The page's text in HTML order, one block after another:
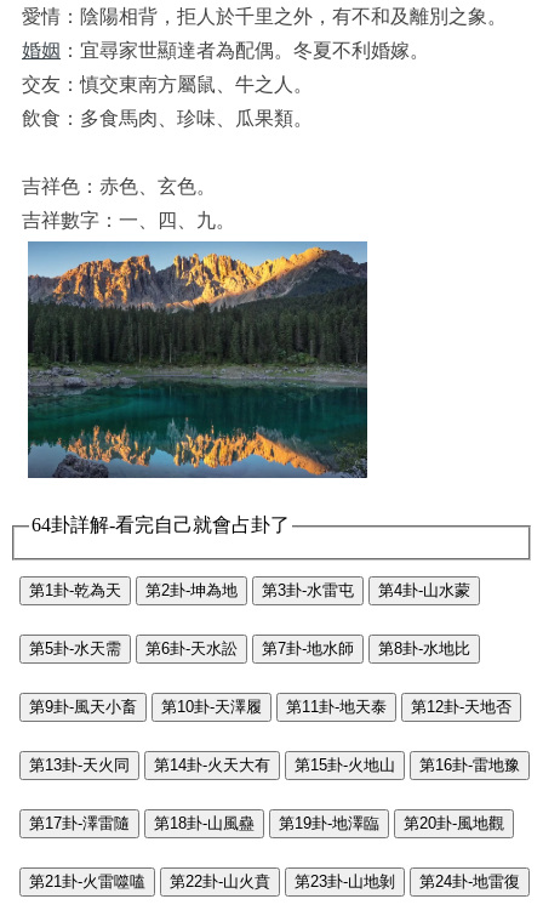
愛情：陰陽相背，拒人於千里之外，有不和及離別之象。
婚姻 ：宜尋家世顯達者為配偶。冬夏不利婚嫁。
交友：慎交東南方屬鼠、牛之人。
飲食：多食馬肉、珍味、瓜果類。
吉祥色：赤色、玄色。
吉祥數字：一、四、九。
64卦詳解-看完自己就會占卦了
第1卦-乾為天 第2卦-坤為地 第3卦-水雷屯 第4卦-山水蒙
第5卦-水天需 第6卦-天水訟 第7卦-地水師 第8卦-水地比
第9卦-風天小畜 第10卦-天澤履 第11卦-地天泰 第12卦-天地否
第13卦-天火同 第14卦-火天大有 第15卦-火地山 第16卦-雷地豫
第17卦-澤雷隨 第18卦-山風蠱 第19卦-地澤臨 第20卦-風地觀
第21卦-火雷噬嗑 第22卦-山火賁 第23卦-山地剝 第24卦-地雷復